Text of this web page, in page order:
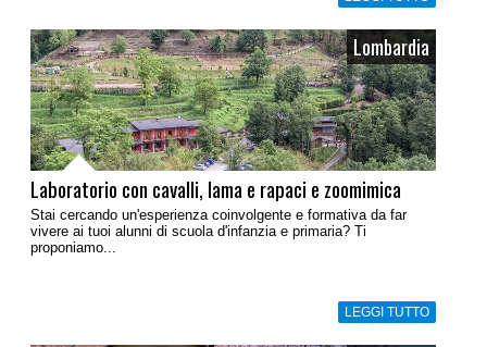
Lombardia
Laboratorio con cavalli, lama e rapaci e zoomimica
Stai cercando un'esperienza coinvolgente e formativa da far
vivere ai tuoi alunni di scuola d'infanzia e primaria? Ti
proponiamo...
LEGGI TUTTO